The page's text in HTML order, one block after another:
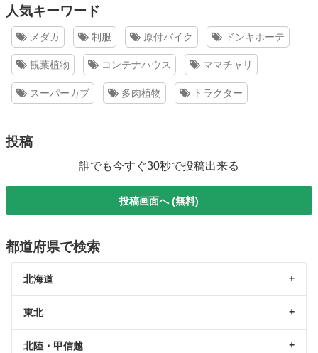
人気キーワード
メダカ 制服 原付バイク ドンキホーテ
観葉植物 コンテナハウス ママチャリ
スーパーカブ 多肉植物 トラクター
投稿
誰でも今すぐ30秒で投稿出来る
投稿画面へ (無料)
都道府県で検索
北海道
東北
北陸・甲信越